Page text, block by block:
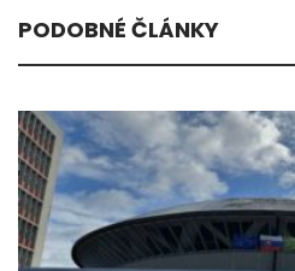
PODOBNÉ ČLÁNKY